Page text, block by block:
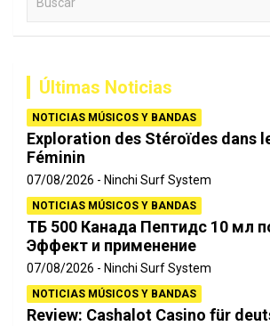
Últimas Noticias
NOTICIAS MÚSICOS Y BANDAS
Exploration des Stéroïdes dans
Féminin
07/08/2026 Ninchi Surf System
NOTICIAS MÚSICOS Y BANDAS
ТБ 500 Канада Пептидс 10 мл
Эффект и применение
07/08/2026 Ninchi Surf System
NOTICIAS MÚSICOS Y BANDAS
Review: Cashalot Casino für